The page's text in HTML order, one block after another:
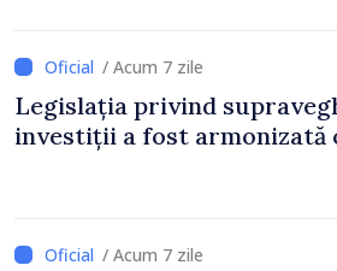
/ Acum 7 zile
Legislația privind
investiții a fost armonizată
/ Acum 7 zile